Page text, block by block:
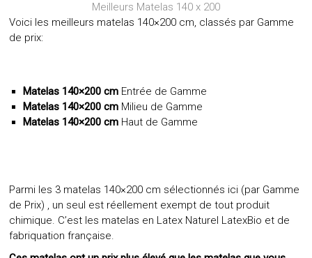
Meilleurs Matelas 140 x 200
Voici les meilleurs matelas 140×200 cm, classés par Gamme
de prix:
Matelas 140×200 cm Entrée de Gamme
Matelas 140×200 cm Milieu de Gamme
Matelas 140×200 cm Haut de Gamme
Parmi les 3 matelas 140×200 cm sélectionnés ici (par Gamme
de Prix) , un seul est réellement exempt de tout produit
chimique. C’est les matelas en Latex Naturel LatexBio et de
fabriquation française.